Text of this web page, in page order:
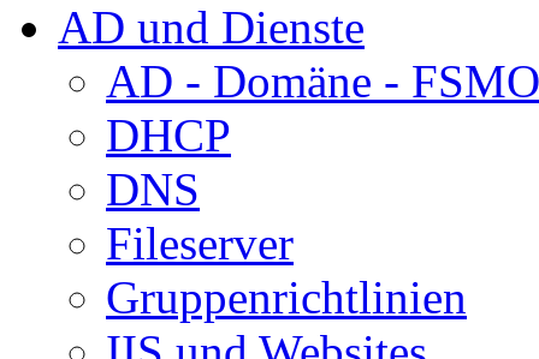
AD und Dienste
AD - Domäne - FSMO
DHCP
DNS
Fileserver
Gruppenrichtlinien